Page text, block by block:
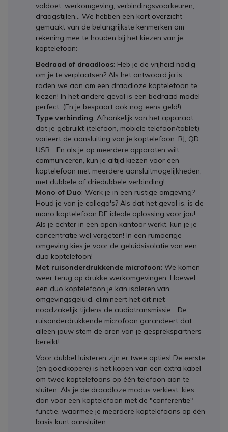
voldoet: werkomgeving, verbindingsvoorkeuren,
draagstijlen... We hebben een kort overzicht
gemaakt van de belangrijkste kenmerken om
rekening mee te houden bij het kiezen van je
koptelefoon:
Bedraad of draadloos: Heb je de vrijheid nodig
om je te verplaatsen? Als het antwoord ja is,
raden we aan om een draadloze koptelefoon te
kiezen! In het andere geval is een bedraad model
perfect. (En je bespaart ook nog eens geld!).
Type verbinding: Afhankelijk van het apparaat
dat je gebruikt (telefoon, mobiele telefoon/tablet)
varieert de aansluiting van je koptelefoon: RJ, QD,
USB... En als je op meerdere apparaten wilt
communiceren, kun je altijd kiezen voor een
koptelefoon met meerdere aansluitmogelijkheden,
met dubbele of driedubbele verbinding!
Mono of Duo: Werk je in een rustige omgeving?
Houd je van je collega's? Als dat het geval is, is de
mono koptelefoon DE ideale oplossing voor jou!
Als je echter in een open kantoor werkt, kun je je
concentratie wel vergeten! In een rumoerige
omgeving kies je voor de geluidsisolatie van een
duo koptelefoon!
Met ruisonderdrukkende microfoon: We komen
weer terug op drukke werkomgevingen. Hoewel
een duo koptelefoon je kan isoleren van
omgevingsgeluid, elimineert het dit niet
noodzakelijk tijdens de audiotransmissie... De
ruisonderdrukkende microfoon garandeert dat
alleen jouw stem de oren van je gesprekspartners
bereikt!
Voor dubbel luisteren zijn er twee opties! De eerste
(en goedkopere) is het kopen van een extra kabel
om twee koptelefoons op één telefoon aan te
sluiten. Als je de draadloze modus verkiest, kies
dan voor een koptelefoon met de "conferentie"-
functie, waarmee je meerdere koptelefoons op één
basis kunt aansluiten.